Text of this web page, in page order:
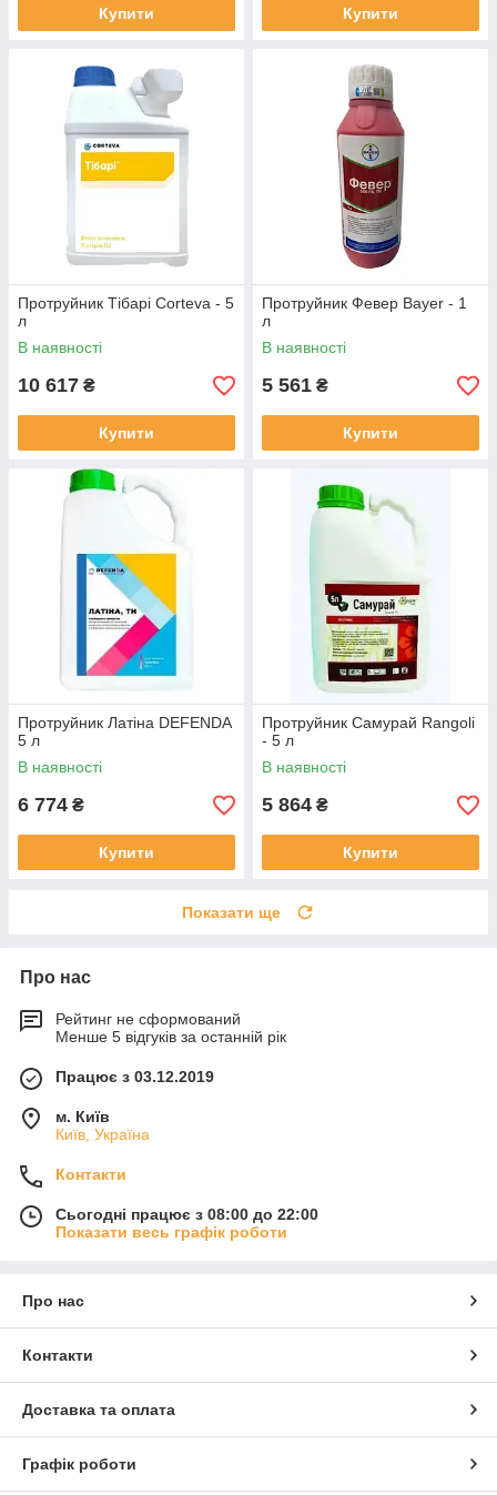
Купити Купити
Протруйник Тібарі Corteva - 5
л
В наявності
10 617 ₴
Купити
Протруйник Февер Bayer - 1
л
В наявності
5 561 ₴
Купити
Протруйник Латіна DEFENDA
5 л
В наявності
6 774 ₴
Купити
Протруйник Самурай Rangoli
- 5 л
В наявності
5 864 ₴
Купити
Показати ще
Про нас
Рейтинг не сформований
Менше 5 відгуків за останній рік
Працює з 03.12.2019
м. Київ
Київ, Україна
Контакти
Сьогодні працює з 08:00 до 22:00
Показати весь графік роботи
Про нас
Контакти
Доставка та оплата
Графік роботи